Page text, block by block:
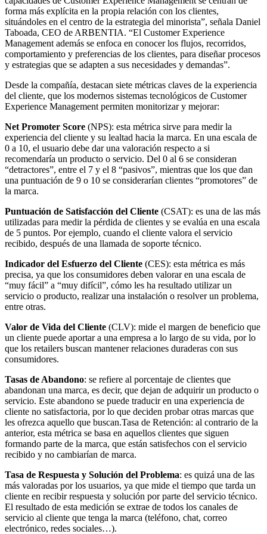
forma más explícita en la propia relación con los clientes,
situándoles en el centro de la estrategia del minorista”, señala Daniel
Taboada, CEO de ARBENTIA. “El Customer Experience
Management además se enfoca en conocer los flujos, recorridos,
comportamiento y preferencias de los clientes, para diseñar procesos
y estrategias que se adapten a sus necesidades y demandas”.
Desde la compañía, destacan siete métricas claves de la experiencia
del cliente, que los modernos sistemas tecnológicos de Customer
Experience Management permiten monitorizar y mejorar:
Net Promoter Score (NPS): esta métrica sirve para medir la
experiencia del cliente y su lealtad hacia la marca. En una escala de
0 a 10, el usuario debe dar una valoración respecto a si
recomendaría un producto o servicio. Del 0 al 6 se consideran
“detractores”, entre el 7 y el 8 “pasivos”, mientras que los que dan
una puntuación de 9 o 10 se considerarían clientes “promotores” de
la marca.
Puntuación de Satisfacción del Cliente (CSAT): es una de las más
utilizadas para medir la pérdida de clientes y se evalúa en una escala
de 5 puntos. Por ejemplo, cuando el cliente valora el servicio
recibido, después de una llamada de soporte técnico.
Indicador del Esfuerzo del Cliente (CES): esta métrica es más
precisa, ya que los consumidores deben valorar en una escala de
“muy fácil” a “muy difícil”, cómo les ha resultado utilizar un
servicio o producto, realizar una instalación o resolver un problema,
entre otras.
Valor de Vida del Cliente (CLV): mide el margen de beneficio que
un cliente puede aportar a una empresa a lo largo de su vida, por lo
que los retailers buscan mantener relaciones duraderas con sus
consumidores.
Tasas de Abandono: se refiere al porcentaje de clientes que
abandonan una marca, es decir, que dejan de adquirir un producto o
servicio. Este abandono se puede traducir en una experiencia de
cliente no satisfactoria, por lo que deciden probar otras marcas que
les ofrezca aquello que buscan.Tasa de Retención: al contrario de la
anterior, esta métrica se basa en aquellos clientes que siguen
formando parte de la marca, que están satisfechos con el servicio
recibido y no cambiarían de marca.
Tasa de Respuesta y Solución del Problema: es quizá una de las
más valoradas por los usuarios, ya que mide el tiempo que tarda un
cliente en recibir respuesta y solución por parte del servicio técnico.
El resultado de esta medición se extrae de todos los canales de
servicio al cliente que tenga la marca (teléfono, chat, correo
electrónico, redes sociales…).